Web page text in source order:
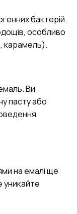
бактерій.
особливо
карамель).
Ви
пасту або
на емалі ще
уникайте